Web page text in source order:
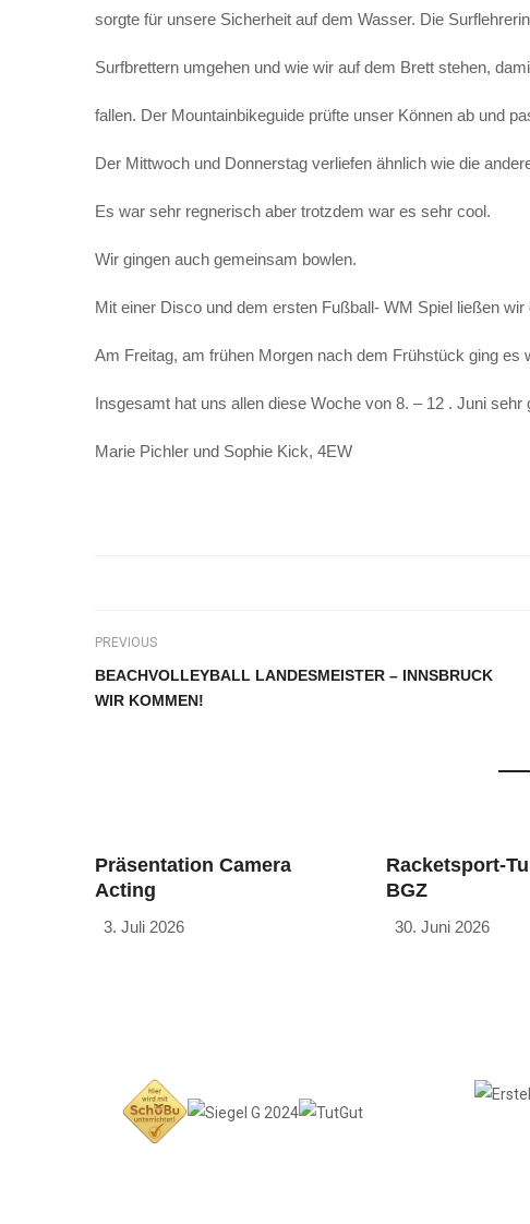
sorgte für unsere Sicherheit auf dem Wasser. Die
Surfbrettern umgehen und wie wir auf dem Brett stehen,
fallen. Der Mountainbikeguide prüfte unser Können ab und
Der Mittwoch und Donnerstag verliefen ähnlich wie die
Es war sehr regnerisch aber trotzdem war es sehr cool.
Wir gingen auch gemeinsam bowlen.
Mit einer Disco und dem ersten Fußball- WM Spiel ließen wir
Am Freitag, am frühen Morgen nach dem Frühstück ging es
Insgesamt hat uns allen diese Woche von 8. – 12 . Juni sehr
Marie Pichler und Sophie Kick, 4EW
PREVIOUS
BEACHVOLLEYBALL LANDESMEISTER – INNSBRUCK
WIR KOMMEN!
Präsentation Camera
Acting
3. Juli 2026
Racketsport-
BGZ
30. Juni 2026